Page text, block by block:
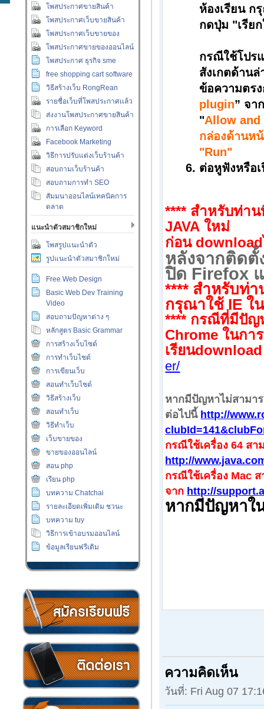
โพสประกาศขายสินค้า
โพสประกาศเว็บขายสินค้า
โพสประกาศเว็บขายของ
โพสประกาศขายของออนไลน์
โพสประกาศ ธุรกิจ sme
free shopping cart software
วิธีสร้างเว็บ RongRean
รายชื่อเว็บที่โพสประกาศเเล้ว
ส่งงานโพสประกาศขายสินค้า
การเลือก Keyword
Facebook Marketing
วิธีการปรับแต่งเว็บร้านค้า
สอบถามเว็บร้านค้า
สอบถามการทำ SEO
สัมมนาออนไลน์เทคนิคการ
ตลาด
แนะนำตัวสมาชิกใหม่
โพสรูปแนะนำตัว
รูปแนะนำตัวสมาชิกใหม่
Free Web Design
Basic Web Dev Training
Video
สอบถามปัญหาต่าง ๆ
หลักสูตร Basic Grammar
การสร้างเว็บไซต์
การทำเว็บไชต์
การเขียนเว็บ
สอนทำเว็บไชต์
วิธีสร้างเว็บ
สอนทำเว็บ
วิธีทำเว็บ
เว็บขายของ
ขายของออนไลน์
สอน php
เรียน php
บทความ Chatchai
รายละเอียดเพิ่มเติม ชวนะ
บทความ tuy
วิธีการเข้าอบรมออนไลน์
ข้อมูลเรียนฟรีเดิม
ห้องเรียน ก
กดปุ่ม "เรีย
กรณีใช้โปร
สังเกตด้าน
ข้อความตรง
plugin” จา
"Allow and
กล่องด้านห
"Run"
ต่อหูฟังหรือเ
**** สำหรับท่า
JAVAใหม่
ก่อน download
หลังจากติด
ปิด Firefox
**** สำหรับท่
กรุณาใช้ IE ใ
**** กรณีที่มีปัญ
Chromeในกา
เรียน
er/
หากมีปัญหาไม่สามา
ต่อไปนี้ http://
กรณีใช้เครื่อง 64 สา
http://
กรณีใช้เครื่อง Mac
จาก http://
หากมีปัญหาใ
ความคิดเห็น
วันที่: Fri Aug 07